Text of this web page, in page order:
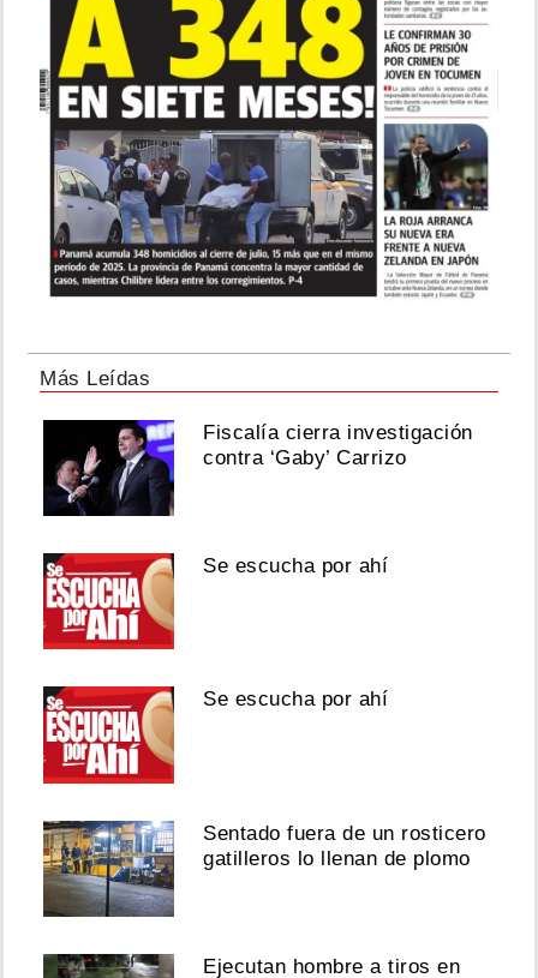
Más Leídas
Fiscalía cierra investigación
contra ‘Gaby’ Carrizo
Se escucha por ahí
Se escucha por ahí
Sentado fuera de un rosticero
gatilleros lo llenan de plomo
Ejecutan hombre a tiros en